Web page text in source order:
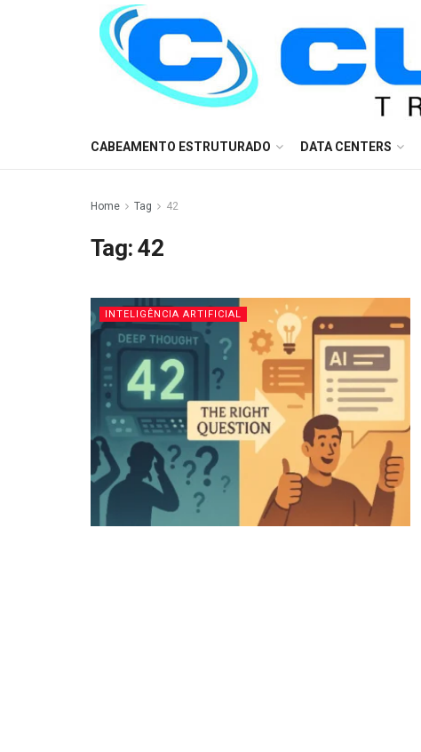
CABEAMENTO ESTRUTURADO DATA CENTERS
Home Tag 42
Tag:42
INTELIGÊNCIA ARTIFICIAL